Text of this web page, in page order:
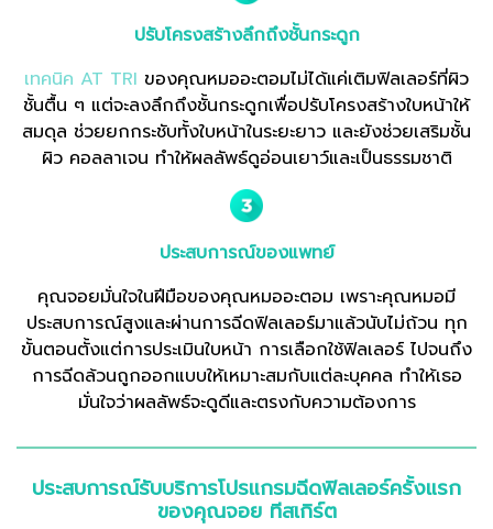
ปรับโครงสร้างลึกถึงชั้นกระดูก
เทคนิค AT TRI ของคุณหมออะตอมไม่ได้แค่เติมฟิลเลอร์ที่ผิว
ชั้นตื้น ๆ แต่จะลงลึกถึงชั้นกระดูกเพื่อปรับโครงสร้างใบหน้าให้
สมดุล ช่วยยกกระชับทั้งใบหน้าในระยะยาว และยังช่วยเสริมชั้น
ผิว คอลลาเจน ทำให้ผลลัพธ์ดูอ่อนเยาว์และเป็นธรรมชาติ
ประสบการณ์ของแพทย์
คุณจอยมั่นใจในฝีมือของคุณหมออะตอม เพราะคุณหมอมี
ประสบการณ์สูงและผ่านการฉีดฟิลเลอร์มาแล้วนับไม่ถ้วน ทุก
ขั้นตอนตั้งแต่การประเมินใบหน้า การเลือกใช้ฟิลเลอร์ ไปจนถึง
การฉีดล้วนถูกออกแบบให้เหมาะสมกับแต่ละบุคคล ทำให้เธอ
มั่นใจว่าผลลัพธ์จะดูดีและตรงกับความต้องการ
ประสบการณ์รับบริการโปรแกรมฉีดฟิลเลอร์ครั้งแรก
ของคุณจอย ทีสเกิร์ต